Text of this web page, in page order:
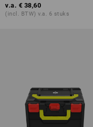
v.a. € 38,60
(incl. BTW) v.a. 6 stuks